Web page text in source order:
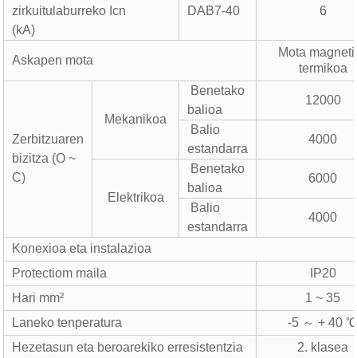
zirkuitulaburreko Icn
(kA)
DAB7-40 6
Askapen mota
Mota
termikoa
Zerbitzuaren
bizitza (O ~
C)
Mekanikoa
Benetako
balioa
12000
Balio
estandarra
4000
Elektrikoa
Benetako
balioa
6000
Balio
estandarra
4000
Konexioa eta instalazioa
Protectiom maila
IP20
Hari mm²
1 ~ 35
Laneko tenperatura
-5 ～ + 40
Hezetasun eta beroarekiko erresistentzia
2. klasea